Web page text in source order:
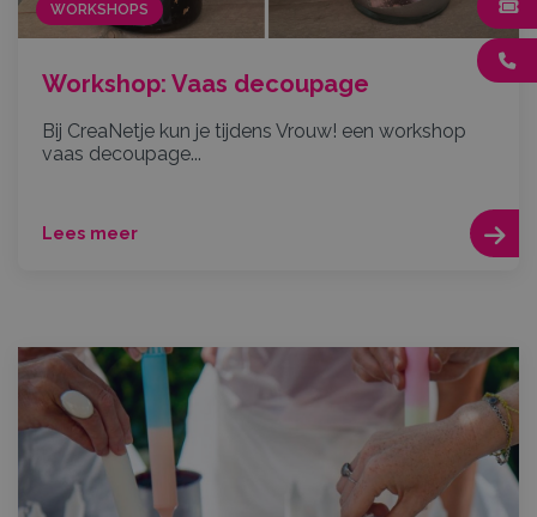
WORKSHOPS
Workshop: Vaas decoupage
Bij CreaNetje kun je tijdens Vrouw! een workshop
vaas decoupage...
Lees meer